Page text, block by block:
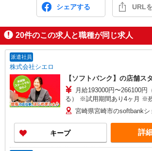
シェアする URL
20件のこの求人と職種が同じ求人
派遣社員
株式会社シエロ
【ソフトバンク】の店舗ス
月給193000円〜266100円
る） ※試用期間あり4ヶ月 ※
別途支給（規定あり） ゜+゜・。○。・゜+゜・。
○。・゜+゜ 入社祝い金10万円支給(
を紹介頂くと, インセンティブ
○。・゜+゜・。○。・゜+゜
宮崎県宮崎市のsoftbankシ
キープ 詳